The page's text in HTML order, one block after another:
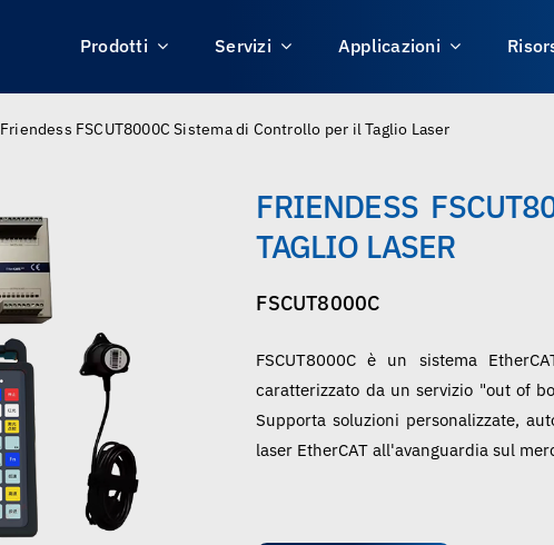
Prodotti Servizi Applicazioni
Friendess FSCUT8000C Sistema di Controllo per il Taglio Laser
FRIENDESS
TAGLIO LASER
FSCUT8000C
FSCUT8000C è un sistema
caratterizzato da un servizio "out of
Supporta soluzioni personalizzate,
laser EtherCAT all'avanguardia sul